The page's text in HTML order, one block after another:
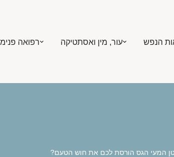
הנפש עור, מין ואסתטיקה רפואה
המעי הגס הורסת לכם את חוש הטעם?